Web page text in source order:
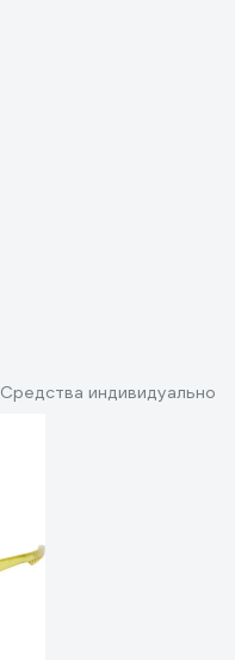
Средства индивидуальной